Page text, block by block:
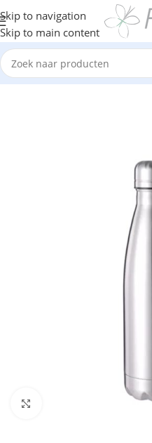
Skip to navigation
Skip to main content
Home/Kantoor/Koffiebekers
Klik om te vergroten